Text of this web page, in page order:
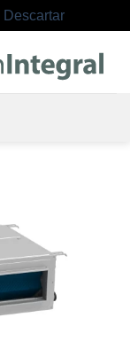
Descartar